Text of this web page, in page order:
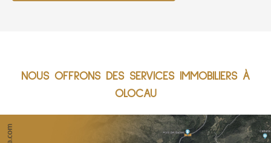
NOUS OFFRONS DES SERVICES IMMOBILIERS À
OLOCAU